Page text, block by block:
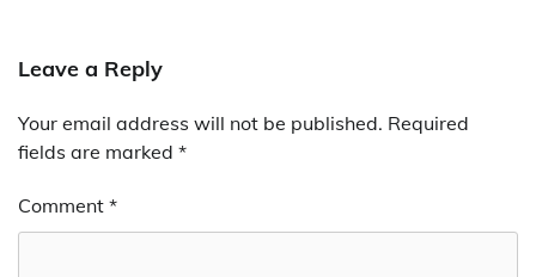
Leave a Reply
Your email address will not be published. Required
fields are marked *
Comment *